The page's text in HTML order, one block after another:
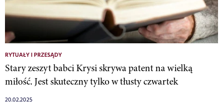
RYTUAŁY I PRZESĄDY
Stary zeszyt babci Krysi skrywa patent na wielką
miłość. Jest skuteczny tylko w tłusty czwartek
20.02.2025